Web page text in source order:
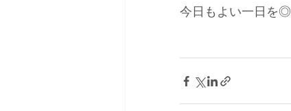
今日もよい一日を◎